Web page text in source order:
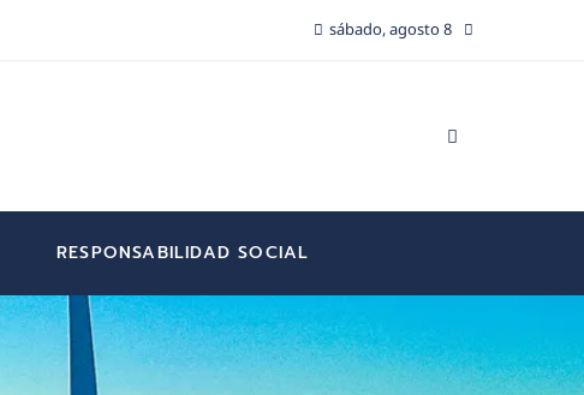
sábado, agosto 8
RESPONSABILIDAD SOCIAL